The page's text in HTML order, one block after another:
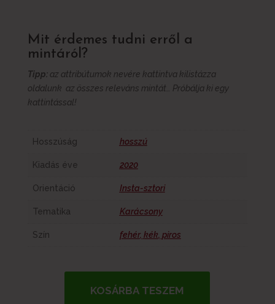
Mit érdemes tudni erről a
mintáról?
Tipp:az attribútumok nevére kattintva kilistázza
oldalunk az összes releváns mintát… Próbálja ki egy
kattintással!
Hosszúság hosszú
Kiadás éve 2020
Orientáció Insta-sztori
Tematika Karácsony
Szín fehér, kék piros
KOSÁRBA TESZEM